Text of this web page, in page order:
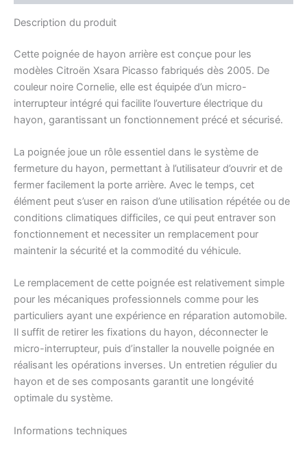
Description du produit
Cette poignée de hayon arrière est conçue pour les
modèles Citroën Xsara Picasso fabriqués dès 2005. De
couleur noire Cornelie, elle est équipée d’un micro-
interrupteur intégré qui facilite l’ouverture électrique du
hayon, garantissant un fonctionnement précé et sécurisé.
La poignée joue un rôle essentiel dans le système de
fermeture du hayon, permettant à l’utilisateur d’ouvrir et de
fermer facilement la porte arrière. Avec le temps, cet
élément peut s’user en raison d’une utilisation répétée ou de
conditions climatiques difficiles, ce qui peut entraver son
fonctionnement et necessiter un remplacement pour
maintenir la sécurité et la commodité du véhicule.
Le remplacement de cette poignée est relativement simple
pour les mécaniques professionnels comme pour les
particuliers ayant une expérience en réparation automobile.
Il suffit de retirer les fixations du hayon, déconnecter le
micro-interrupteur, puis d’installer la nouvelle poignée en
réalisant les opérations inverses. Un entretien régulier du
hayon et de ses composants garantit une longévité
optimale du système.
Informations techniques